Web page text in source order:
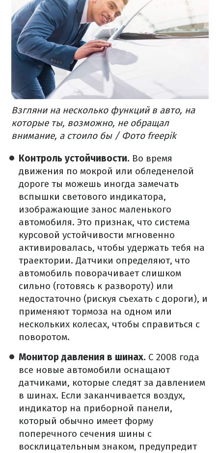
Взгляни на несколько функций в авто, на
которые ты, возможно, не обращал
внимание, а стоило бы / Фото freepik
Контроль устойчивости. Во время
движения по мокрой или обледенелой
дороге ты можешь иногда замечать
вспышки светового индикатора,
изображающие занос маленького
автомобиля. Это признак, что система
курсовой устойчивости мгновенно
активировалась, чтобы удержать тебя на
траектории. Датчики определяют, что
автомобиль поворачивает слишком
сильно (готовясь к развороту) или
недостаточно (рискуя съехать с дороги), и
применяют тормоза на одном или
нескольких колесах, чтобы справиться с
поворотом.
Монитор давления в шинах. С 2008 года
все новые автомобили оснащают
датчиками, которые следят за давлением
в шинах. Если заканчивается воздух,
индикатор на приборной панели,
который обычно имеет форму
поперечного сечения шины с
восклицательным знаком, предупредит